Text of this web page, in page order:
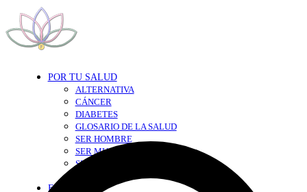
POR TU SALUD
ALTERNATIVA
CÁNCER
DIABETES
GLOSARIO DE LA SALUD
SER HOMBRE
SER MUJER
SEXY-SALUD
EN FORMA